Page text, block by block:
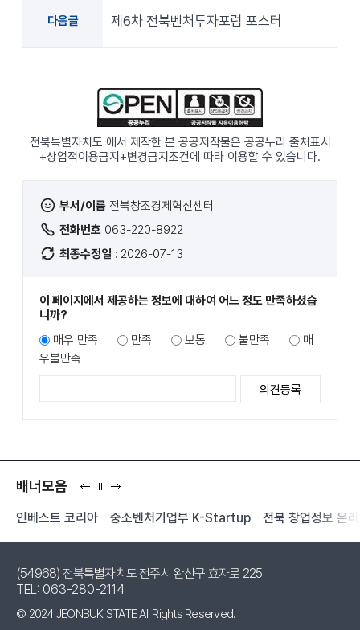
다음글 제6차 전북벤처투자포럼 포스터
전북특별자치도 에서 제작한 본 공공저작물은 공공누리 출처표시
+상업적이용금지+변경금지 조건에 따라 이용할 수 있습니다.
부서/이름 전북창조경제혁신센터
전화번호 063-220-8922
최종수정일 : 2026-07-13
이 페이지에서 제공하는 정보에 대하여 어느 정도 만족하셨습
니까?
매우 만족
만족 보통 불만족
매
우불만족
배너모음
전
음
인베스트 코리아 중소벤처기업부 K-Startup 전북 창업정보 온
(54968) 전북특별자치도 전주시 완산구 효자로 225
TEL: 063-280-2114
© 2024 JEONBUK STATE All Rights Reserved.